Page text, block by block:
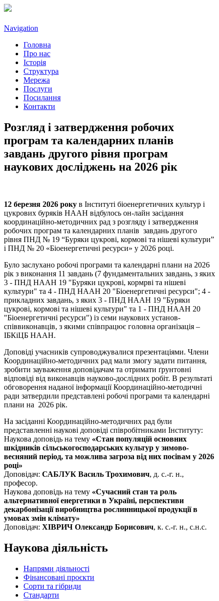
Navigation
Головна
Про нас
Історія
Структура
Мережа
Послуги
Посилання
Контакти
Розгляд і затвердження робочих
програм та календарних планів
завдань другого рівня програм
наукових досліджень на 2026 рік
12 березня 2026 року в Інституті біоенергетичних культур і
цукрових буряків НААН відбулось он-лайн засідання
координаційно-методичних рад з розгляду і затвердження
робочих програм та календарних планів завдань другого
рівня ПНД № 19 “Буряки цукрові, кормові та нішеві культури”
і ПНД № 20 «Біоенергетичні ресурси» у 2026 році.
Було заслухано робочі програми та календарні плани на 2026
рік з виконання 11 завдань (7 фундаментальних завдань, з яких
3 - ПНД НААН 19 "Буряки цукрові, кормрві та нішеві
культури" та 4 - ПНД НААН 20 "Біоенергетичні ресурси"; 4 -
прикладних завдань, з яких 3 - ПНД НААН 19 "Буряки
цукрові, кормові та нішеві культури" та 1 - ПНД НААН 20
"Біоенергетичні ресурси") із семи наукових установ-
співвиконавців, з якими співпрацює головна організація –
ІБКіЦБ НААН.
Доповіді учасників супроводжувалися презентаціями. Члени
Координаційно-методичних рад мали змогу задати питання,
зробити зауваження доповідачам та отримати ґрунтовні
відповіді від виконавців науково-дослідних робіт. В результаті
обговорення наданої інформації Координаційно-методичні
ради затвердили представлені робочі програми та календарні
плани на 2026 рік.
На засіданні Координаційно-методичних рад були
представленні наукові доповіді співробітниками Інституту:
Наукова доповідь на тему «Стан популяцій основних
шкідників сільськогосподарських культур у зимово-
весняний період, та можлива загроза від них посівам у 2026
році»
Доповідач: САБЛУК Василь Трохимович, д. с.-г. н.,
професор.
Наукова доповідь на тему «Сучасний стан та роль
альтернативної енергетики в Україні, перспективи
декарбонізації виробництва рослинницької продукції в
умовах змін клімату»
Доповідач: ХІВРИЧ Олександр Борисович, к. с.-г. н., с.н.с.
Наукова діяльність
Напрями діяльності
Фінансовані проєкти
Сорти та гібриди
Стандарти